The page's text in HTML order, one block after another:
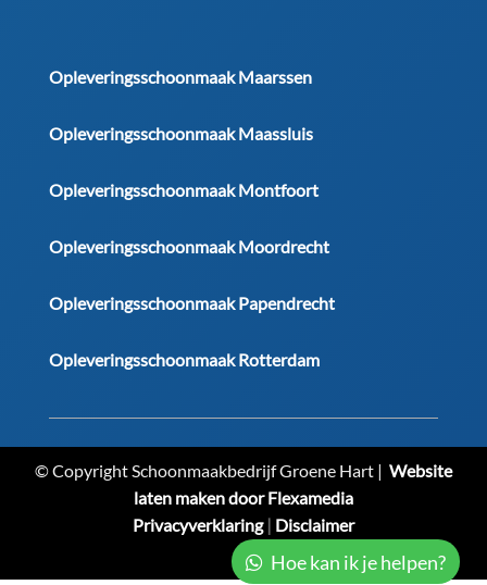
Opleveringsschoonmaak Maarssen
Opleveringsschoonmaak Maassluis
Opleveringsschoonmaak Montfoort
Opleveringsschoonmaak Moordrecht
Opleveringsschoonmaak Papendrecht
Opleveringsschoonmaak Rotterdam
Hoe kan ik je helpen?
© Copyright Schoonmaakbedrijf Groene Hart | Website
laten maken door Flexamedia
Privacyverklaring| Disclaimer